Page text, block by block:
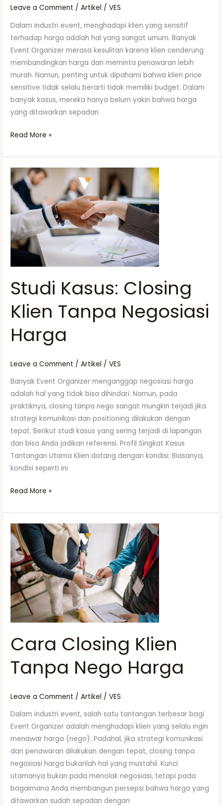
Leave a Comment /Artikel /VES
Dalam industri event, menghadapi klien yang sensitif
terhadap harga adalah hal yang sangat umum. Banyak
Event Organizer merasa kesulitan karena klien cenderung
membandingkan harga dan meminta penawaran lebih
murah. Namun, penting untuk dipahami bahwa klien price
sensitive tidak selalu berarti tidak memiliki budget. Dalam
banyak kasus, mereka hanya belum yakin bahwa harga
yang ditawarkan sepadan
Read More »
Studi Kasus: Closing
Klien Tanpa Negosiasi
Harga
Leave a Comment /Artikel /VES
Banyak Event Organizer menganggap negosiasi harga
adalah hal yang tidak bisa dihindari. Namun, pada
praktiknya, closing tanpa nego sangat mungkin terjadi jika
strategi komunikasi dan positioning dilakukan dengan
tepat. Berikut studi kasus yang sering terjadi di lapangan
dan bisa Anda jadikan referensi. Profil Singkat Kasus
Tantangan Utama Klien datang dengan kondisi: Biasanya,
kondisi seperti ini
Studi
Kasus:
Closing
Klien
Tanpa
Negosiasi
Harga
Read More »
Cara Closing Klien
Tanpa Nego Harga
Leave a Comment /Artikel /VES
Dalam industri event, salah satu tantangan terbesar bagi
Event Organizer adalah menghadapi klien yang selalu ingin
menawar harga (nego). Padahal, jika strategi komunikasi
dan penawaran dilakukan dengan tepat, closing tanpa
negosiasi harga bukanlah hal yang mustahil. Kunci
utamanya bukan pada menolak negosiasi, tetapi pada
bagaimana Anda membangun persepsi bahwa harga yang
ditawarkan sudah sepadan dengan
Cara
Closing
Klien
Tanpa
Nego
Harga